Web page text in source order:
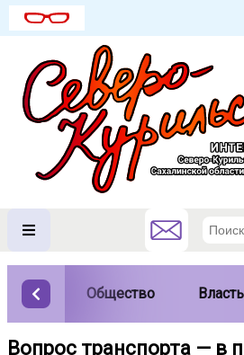
Общество Власть
Вопрос транспорта — в